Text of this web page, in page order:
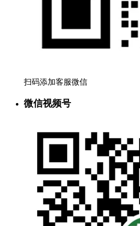
扫码添加客服微信
微信视频号